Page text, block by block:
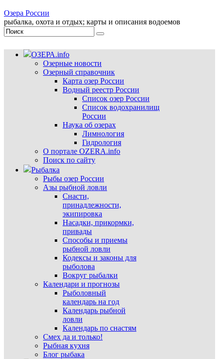
Озера России
рыбалка, охота и отдых; карты и описания водоемов
ОЗЕРА.info
Озерные новости
Озерный справочник
Карта озер России
Водный реестр России
Список озер России
Список водохранилищ
России
Наука об озерах
Лимнология
Гидрология
О портале OZERA.info
Поиск по сайту
Рыбалка
Рыбы озер России
Азы рыбной ловли
Снасти,
принадлежности,
экипировка
Насадки, прикормки,
привады
Способы и приемы
рыбной ловли
Кодексы и законы для
рыболова
Вокруг рыбалки
Календари и прогнозы
Рыболовный
календарь на год
Календарь рыбной
ловли
Календарь по снастям
Смех да и только!
Рыбная кухня
Блог рыбака